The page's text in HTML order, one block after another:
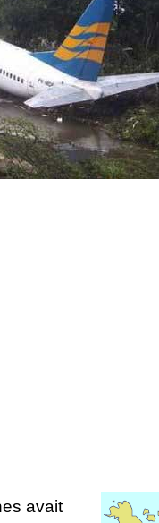
avait